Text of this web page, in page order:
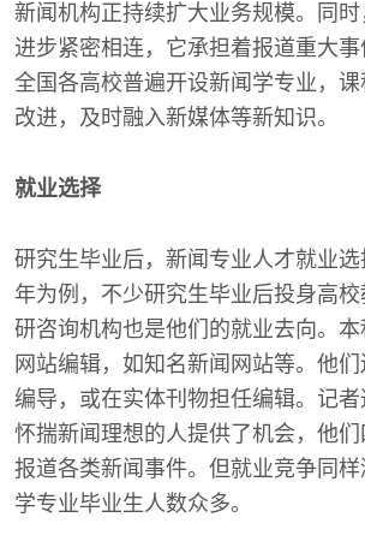
新闻机构正持续扩大业务规模。同
进步紧密相连，它承担着报道重大事
全国各高校普遍开设新闻学专业，
改进，及时融入新媒体等新知识。
就业选择
研究生毕业后，新闻专业人才就业
年为例，不少研究生毕业后投身高
研咨询机构也是他们的就业去向。
网站编辑，如知名新闻网站等。他
编导，或在实体刊物担任编辑。记
怀揣新闻理想的人提供了机会，他
报道各类新闻事件。但就业竞争同样
学专业毕业生人数众多。